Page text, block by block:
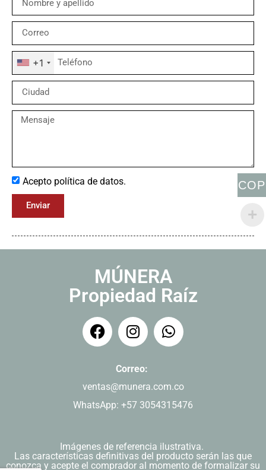
+1
Acepto política de datos.
Enviar
MÚNERA
Propiedad Raíz
Correo:
ventas@munera.com.co
WhatsApp: +57 3054315476
Imágenes de referencia ilustrativa.
Las características definitivas del producto serán las que
conozca y acepte el comprador al momento de formalizar su
COP